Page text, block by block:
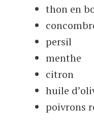
thon en
persil
menthe
citron
huile
poivrons